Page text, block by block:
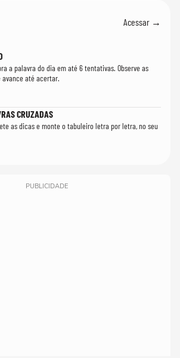
Acessar →
a palavra do dia em até 6 tentativas. Observe as
avance até acertar.
CRUZADAS
as dicas e monte o tabuleiro letra por letra, no seu
PUBLICIDADE